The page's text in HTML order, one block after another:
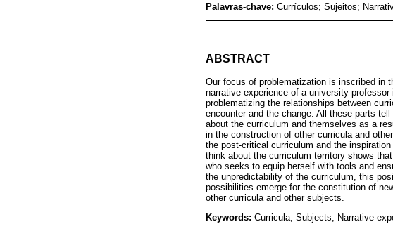
Palavras-chave: Currículos; Sujeitos;
ABSTRACT
Our focus of problematization is inscribed in
narrative-experience of a university
problematizing the relationships between
encounter and the change. All these parts
about the curriculum and themselves as a
in the construction of other curricula and
the post-critical curriculum and the
think about the curriculum territory shows
who seeks to equip herself with tools and
the unpredictability of the curriculum, this
possibilities emerge for the constitution of
other curricula and other subjects.
Keywords: Curricula; Subjects; Narrative-